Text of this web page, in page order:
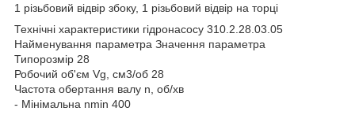
1 різьбовий відвір збоку, 1 різьбовий відвір на торці
Технічні характеристики гідронасосу 310.2.28.03.05
Найменування параметра Значення параметра
Типорозмір 28
Робочий об'єм Vg, см3/об 28
Частота обертання валу n, об/хв
- Мінімальна nmin 400